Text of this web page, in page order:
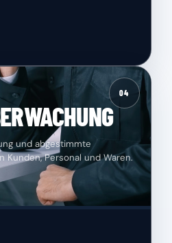
04
und abgestimmte
Kunden, Personal und Waren.